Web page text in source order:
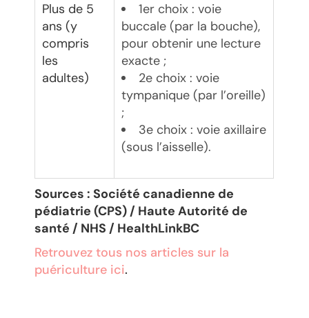
Plus de 5
ans (y
compris
les
adultes)
1er choix : voie
buccale (par la bouche),
pour obtenir une lecture
exacte ;
2e choix : voie
tympanique (par l’oreille)
;
3e choix : voie axillaire
(sous l’aisselle).
Sources : Société canadienne de
pédiatrie (CPS) / Haute Autorité de
santé / NHS / HealthLinkBC
Retrouvez tous nos articles sur la
puériculture ici.